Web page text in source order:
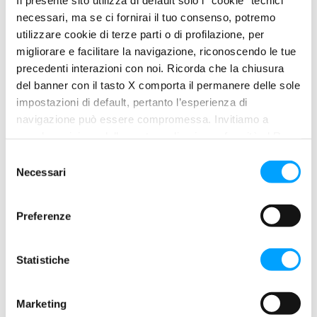
necessari, ma se ci fornirai il tuo consenso, potremo
utilizzare cookie di terze parti o di profilazione, per
migliorare e facilitare la navigazione, riconoscendo le tue
precedenti interazioni con noi. Ricorda che la chiusura
del banner con il tasto X comporta il permanere delle sole
impostazioni di default, pertanto l’esperienza di
navigazione può essere compromessa. Invitiamo a
Privacy Policy.
Necessari
Preferenze
Statistiche
Marketing
Simone Faggioli vince la Pikes Peak 2025
• Trionfo tricolore in Colorado per Simone Faggioli,